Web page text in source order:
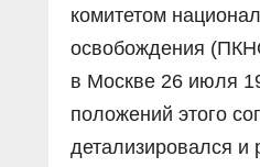
комитетом
освобождения
в Москве 26 июля
положений этого
детализировался и